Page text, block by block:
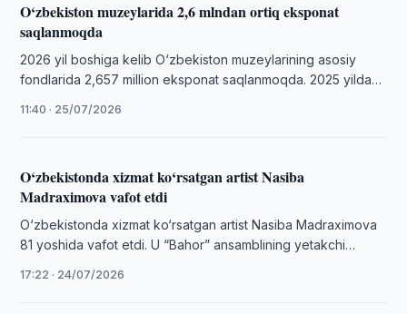
O‘zbekiston muzeylarida 2,6 mlndan ortiq eksponat
saqlanmoqda
2026 yil boshiga kelib O‘zbekiston muzeylarining asosiy
fondlarida 2,657 million eksponat saqlanmoqda. 2025 yilda
11:40 · 25/07/2026
O‘zbekistonda xizmat ko‘rsatgan artist Nasiba
Madraximova vafot etdi
O‘zbekistonda xizmat ko‘rsatgan artist Nasiba Madraximova
81 yoshida vafot etdi. U “Bahor” ansamblining yetakchi
17:22 · 24/07/2026